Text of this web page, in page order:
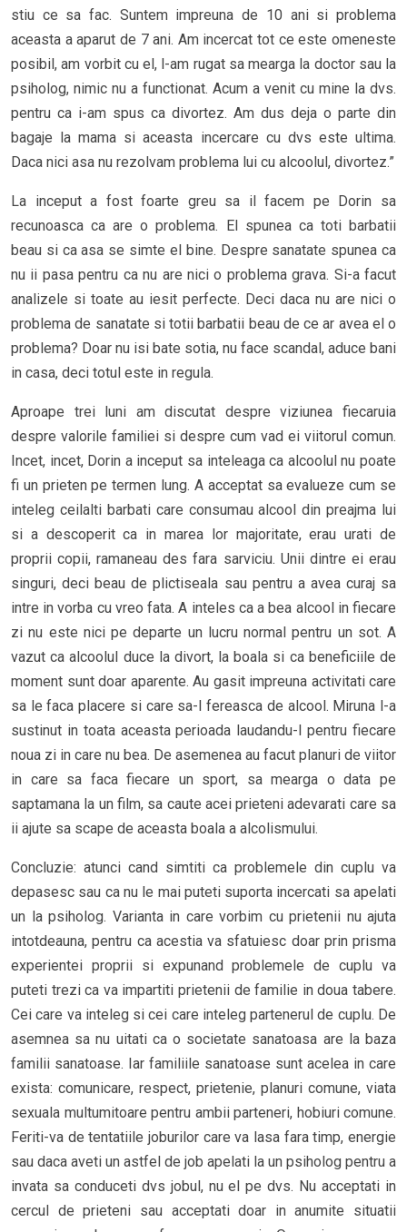
stiu ce sa fac. Suntem impreuna de 10 ani si problema
aceasta a aparut de 7 ani. Am incercat tot ce este omeneste
posibil, am vorbit cu el, l-am rugat sa mearga la doctor sau la
psiholog, nimic nu a functionat. Acum a venit cu mine la dvs.
pentru ca i-am spus ca divortez. Am dus deja o parte din
bagaje la mama si aceasta incercare cu dvs este ultima.
Daca nici asa nu rezolvam problema lui cu alcoolul, divortez.”
La inceput a fost foarte greu sa il facem pe Dorin sa
recunoasca ca are o problema. El spunea ca toti barbatii
beau si ca asa se simte el bine. Despre sanatate spunea ca
nu ii pasa pentru ca nu are nici o problema grava. Si-a facut
analizele si toate au iesit perfecte. Deci daca nu are nici o
problema de sanatate si totii barbatii beau de ce ar avea el o
problema? Doar nu isi bate sotia, nu face scandal, aduce bani
in casa, deci totul este in regula.
Aproape trei luni am discutat despre viziunea fiecaruia
despre valorile familiei si despre cum vad ei viitorul comun.
Incet, incet, Dorin a inceput sa inteleaga ca alcoolul nu poate
fi un prieten pe termen lung. A acceptat sa evalueze cum se
inteleg ceilalti barbati care consumau alcool din preajma lui
si a descoperit ca in marea lor majoritate, erau urati de
proprii copii, ramaneau des fara sarviciu. Unii dintre ei erau
singuri, deci beau de plictiseala sau pentru a avea curaj sa
intre in vorba cu vreo fata. A inteles ca a bea alcool in fiecare
zi nu este nici pe departe un lucru normal pentru un sot. A
vazut ca alcoolul duce la divort, la boala si ca beneficiile de
moment sunt doar aparente. Au gasit impreuna activitati care
sa le faca placere si care sa-l fereasca de alcool. Miruna l-a
sustinut in toata aceasta perioada laudandu-l pentru fiecare
noua zi in care nu bea. De asemenea au facut planuri de viitor
in care sa faca fiecare un sport, sa mearga o data pe
saptamana la un film, sa caute acei prieteni adevarati care sa
ii ajute sa scape de aceasta boala a alcolismului.
Concluzie: atunci cand simtiti ca problemele din cuplu va
depasesc sau ca nu le mai puteti suporta incercati sa apelati
un la psiholog. Varianta in care vorbim cu prietenii nu ajuta
intotdeauna, pentru ca acestia va sfatuiesc doar prin prisma
experientei proprii si expunand problemele de cuplu va
puteti trezi ca va impartiti prietenii de familie in doua tabere.
Cei care va inteleg si cei care inteleg partenerul de cuplu. De
asemnea sa nu uitati ca o societate sanatoasa are la baza
familii sanatoase. Iar familiile sanatoase sunt acelea in care
exista: comunicare, respect, prietenie, planuri comune, viata
sexuala multumitoare pentru ambii parteneri, hobiuri comune.
Feriti-va de tentatiile joburilor care va lasa fara timp, energie
sau daca aveti un astfel de job apelati la un psiholog pentru a
invata sa conduceti dvs jobul, nu el pe dvs. Nu acceptati in
cercul de prieteni sau acceptati doar in anumite situatii